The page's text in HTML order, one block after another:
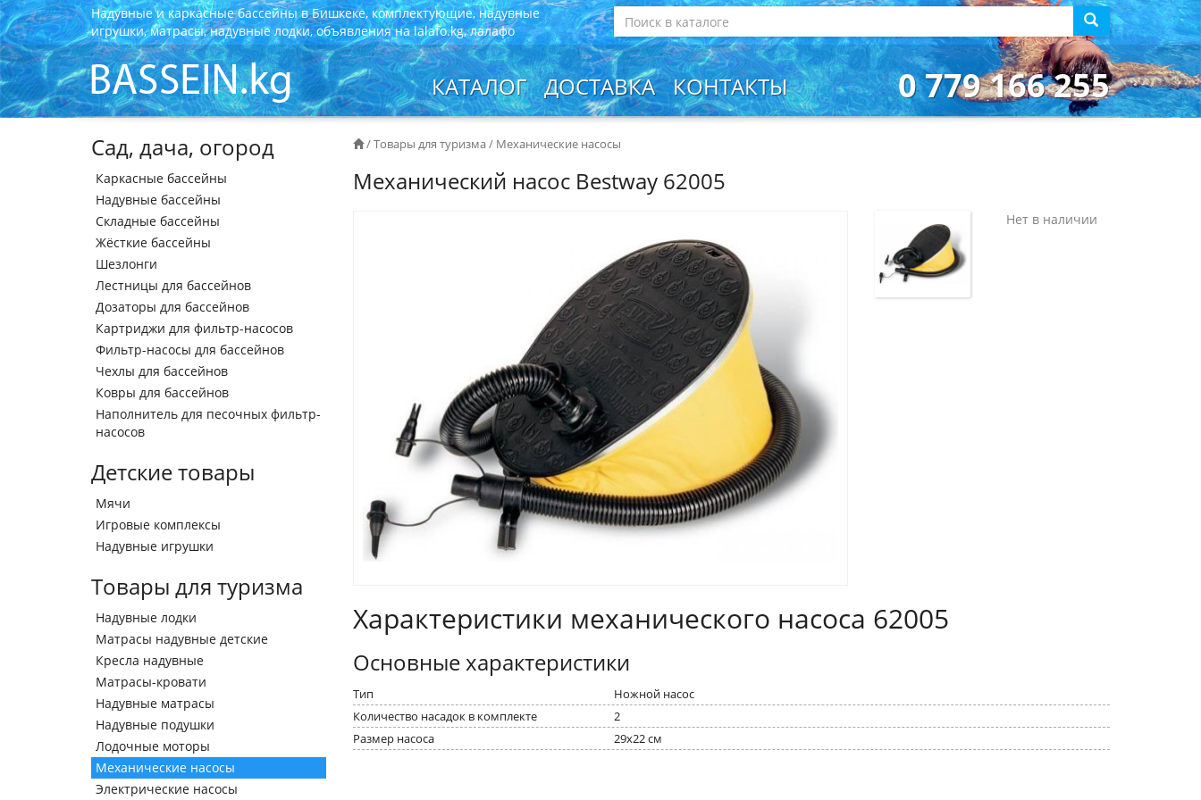
Надувные и каркасные бассейны в Бишкеке, комплектующие, надувные
игрушки, матрасы, надувные лодки, объявления на lalafo.kg, лалафо
КАТАЛОГ ДОСТАВКА КОНТАКТЫ 0 779 166 255
Сад, дача, огород
Каркасные бассейны
Надувные бассейны
Складные бассейны
Жёсткие бассейны
Шезлонги
Лестницы для бассейнов
Дозаторы для бассейнов
Картриджи для фильтр-насосов
Фильтр-насосы для бассейнов
Чехлы для бассейнов
Ковры для бассейнов
Наполнитель для песочных фильтр-
насосов
Детские товары
Мячи
Игровые комплексы
Надувные игрушки
Товары для туризма
Надувные лодки
Матрасы надувные детские
Кресла надувные
Матрасы-кровати
Надувные матрасы
Надувные подушки
Лодочные моторы
Механические насосы
Электрические насосы
/Товары для туризма/ Механические насосы
Механический насос Bestway 62005
Нет в наличии
Характеристики механического насоса 62005
Основные характеристики
Тип
Ножной насос
Количество насадок в комплекте
2
Размер насоса
29x22 см